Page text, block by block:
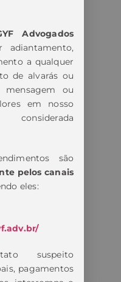
Advogados
adiantamento,
a qualquer
de alvarás ou
mensagem ou
em nosso
são
pelos canais
eles:
suspeito
pagamentos